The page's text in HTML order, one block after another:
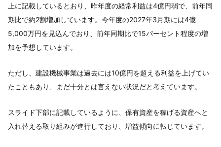
上に記載しているとおり、昨年度の経常利益は4億円弱で、前年同
期比で約2割増加しています。今年度の2027年3月期には4億
5,000万円を見込んでおり、前年同期比で15パーセント程度の増
加を予想しています。
ただし、建設機械事業は過去には10億円を超える利益を上げてい
たこともあり、まだ十分とは言えない状況だと考えています。
スライド下部に記載しているように、保有資産を稼げる資産へと
入れ替える取り組みが進行しており、増益傾向に転じています。